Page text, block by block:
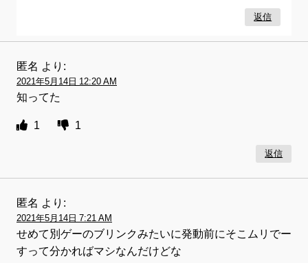
返信
匿名 より:
2021年5月14日 12:20 AM
知ってた
1 1
返信
匿名 より:
2021年5月14日 7:21 AM
せめて別ゲーのブリンクみたいに発動前にそこムリでー
すって分かればマシなんだけどな